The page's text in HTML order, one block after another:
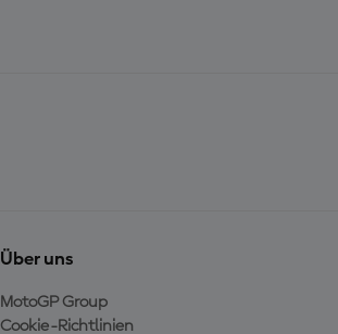
Über uns
MotoGP Group
Cookie-Richtlinien